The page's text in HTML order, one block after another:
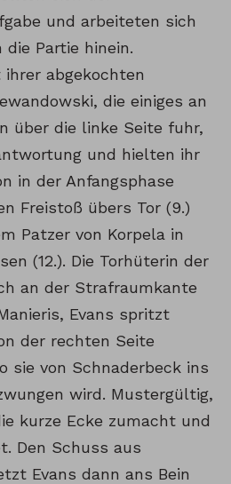
und arbeiteten sich
Partie hinein.
abgekochten
die einiges an
über die linke Seite fuhr,
und hielten ihr
in der Anfangsphase
Freistoß übers Tor (9.)
Patzer von Korpela in
(12.). Die Torhüterin der
an der Strafraumkante
Evans spritzt
der rechten Seite
sie von Schnaderbeck ins
wird. Mustergültig,
kurze Ecke zumacht und
Den Schuss aus
Evans dann ans Bein